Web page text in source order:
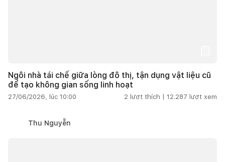
Ngôi nhà tái chế giữa lòng đô thị, tận dụng vật liệu cũ
để tạo không gian sống linh hoạt
27/06/2026, lúc 10:00 2 lượt thích | 12.287 lượt xem
Thu Nguyễn